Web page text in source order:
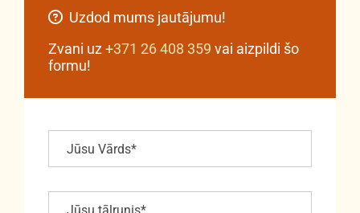
 Uzdod mums jautājumu!
Zvani uz+371 26 408 359 vai aizpildi šo
formu!